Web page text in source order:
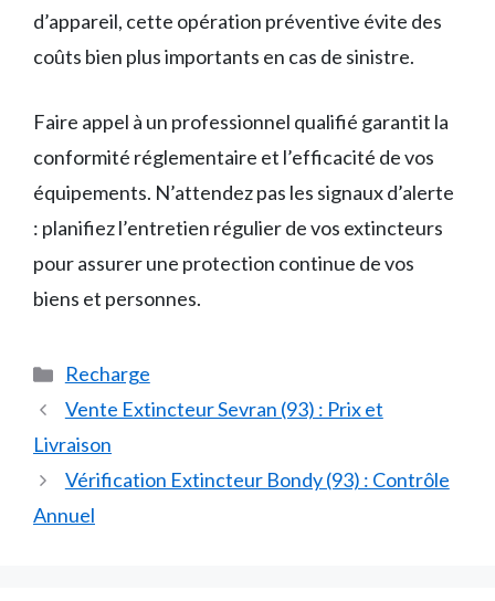
d’appareil, cette opération préventive évite des
coûts bien plus importants en cas de sinistre.
Faire appel à un professionnel qualifié garantit la
conformité réglementaire et l’efficacité de vos
équipements. N’attendez pas les signaux d’alerte
: planifiez l’entretien régulier de vos extincteurs
pour assurer une protection continue de vos
biens et personnes.
Catégories
Recharge
Vente Extincteur Sevran (93) : Prix et
Livraison
Vérification Extincteur Bondy (93) : Contrôle
Annuel